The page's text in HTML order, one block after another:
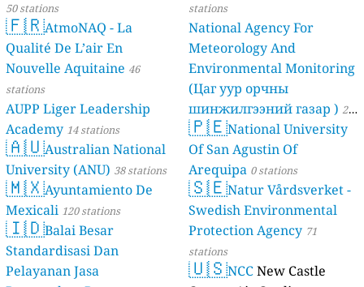
50 stations
🇫🇷AtmoNAQ - La
Qualité De L’air En
Nouvelle Aquitaine 46
stations
AUPP Liger Leadership
Academy 14 stations
🇦🇺Australian National
University (ANU) 38 stations
🇲🇽Ayuntamiento De
Mexicali 120 stations
🇮🇩Balai Besar
Standardisasi Dan
Pelayanan Jasa
stations
National Agency For
Meteorology And
Environmental Monitoring
(Цаг уур орчны
шинжилгээний газар ) 21
stations
🇵🇪National University
Of San Agustin Of
Arequipa 0 stations
🇸🇪Natur Vårdsverket -
Swedish Environmental
Protection Agency 71
stations
🇺🇸NCCNew Castle